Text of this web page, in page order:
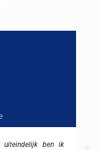
uiteindelijk ben ik